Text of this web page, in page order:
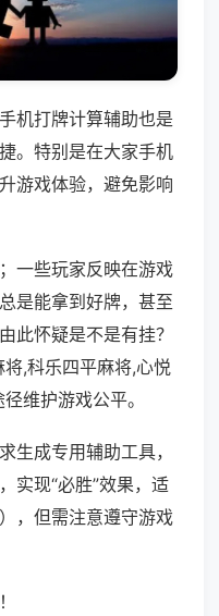
机打牌计算辅助也是
。特别是在大家手机
游戏体验，避免影响
一些玩家反映在游戏
是能拿到好牌，甚至
此怀疑是不是有挂？
,科乐四平麻将,心悦
维护游戏公平。
生成专用辅助工具，
实现“必胜”效果，适
，但需注意遵守游戏